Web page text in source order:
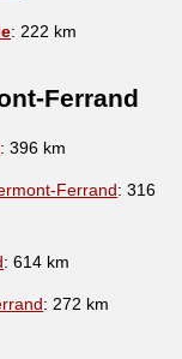
: 222 km
Ferrand
: 396 km
Ferrand: 316
: 614 km
: 272 km